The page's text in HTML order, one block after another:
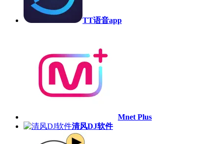
TT语音app
Mnet Plus
清风DJ软件